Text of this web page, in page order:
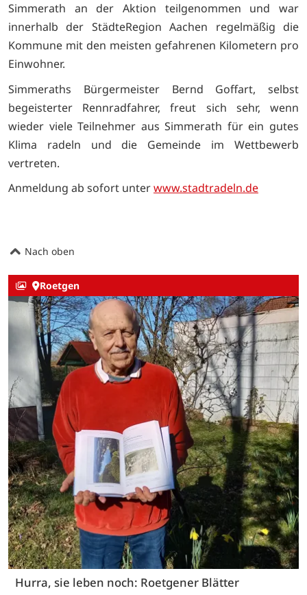
Simmerath an der Aktion teilgenommen und war
innerhalb der StädteRegion Aachen regelmäßig die
Kommune mit den meisten gefahrenen Kilometern pro
Einwohner.
Simmeraths Bürgermeister Bernd Goffart, selbst
begeisterter Rennradfahrer, freut sich sehr, wenn
wieder viele Teilnehmer aus Simmerath für ein gutes
Klima radeln und die Gemeinde im Wettbewerb
vertreten.
Anmeldung ab sofort unterwww.stadtradeln.de
Nach oben
Roetgen
Hurra, sie leben noch: Roetgener Blätter